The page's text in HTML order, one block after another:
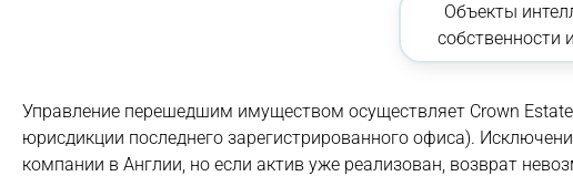
Объекты
собственности
Управление перешедшим имуществом осуществляет Crown
юрисдикции последнего зарегистрированного офиса).
компании в Англии, но если актив уже реализован, возврат